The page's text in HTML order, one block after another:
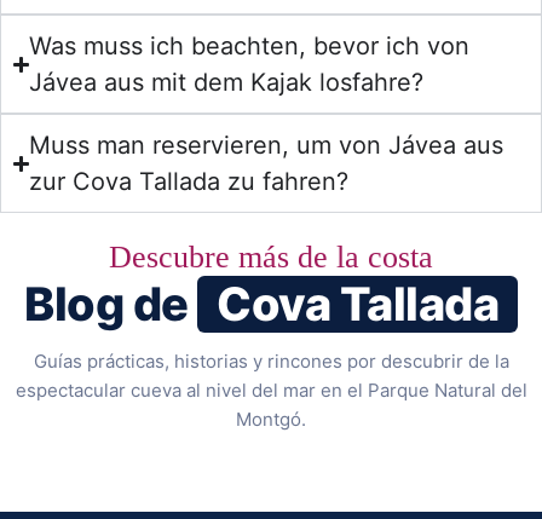
Was muss ich beachten, bevor ich von
Jávea aus mit dem Kajak losfahre?
Muss man reservieren, um von Jávea aus
zur Cova Tallada zu fahren?
Descubre más de la costa
Blog de Cova Tallada
Guías prácticas, historias y rincones por descubrir de la
espectacular cueva al nivel del mar en el Parque Natural del
Montgó.